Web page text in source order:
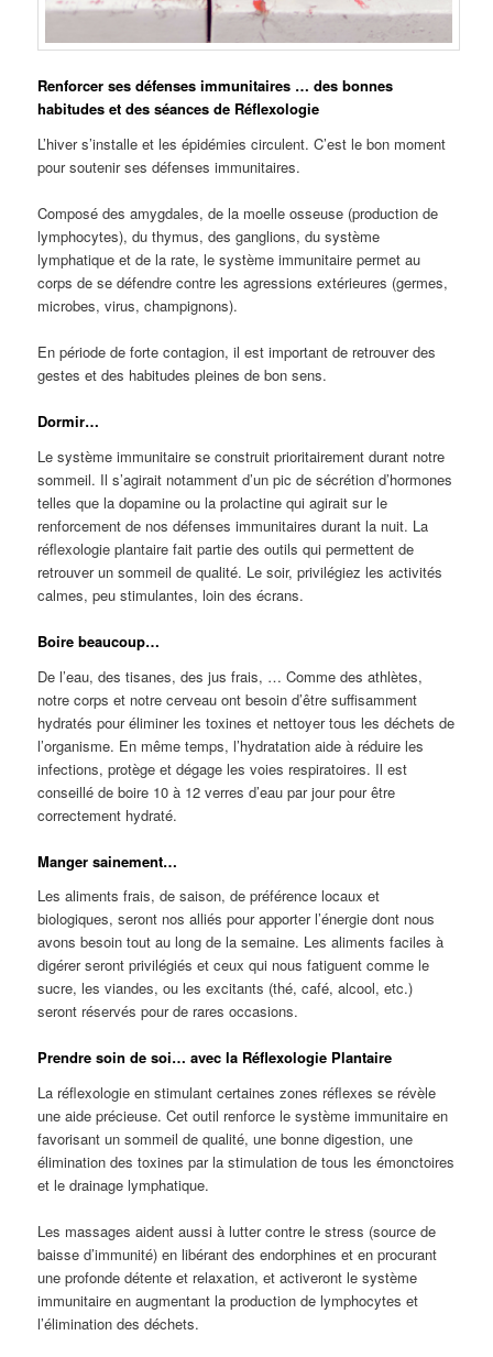
Renforcer ses défenses immunitaires … des bonnes
habitudes et des séances de Réflexologie
L’hiver s’installe et les épidémies circulent. C’est le bon moment
pour soutenir ses défenses immunitaires.
Composé des amygdales, de la moelle osseuse (production de
lymphocytes), du thymus, des ganglions, du système
lymphatique et de la rate, le système immunitaire permet au
corps de se défendre contre les agressions extérieures (germes,
microbes, virus, champignons).
En période de forte contagion, il est important de retrouver des
gestes et des habitudes pleines de bon sens.
Dormir…
Le système immunitaire se construit prioritairement durant notre
sommeil. Il s’agirait notamment d’un pic de sécrétion d’hormones
telles que la dopamine ou la prolactine qui agirait sur le
renforcement de nos défenses immunitaires durant la nuit. La
réflexologie plantaire fait partie des outils qui permettent de
retrouver un sommeil de qualité. Le soir, privilégiez les activités
calmes, peu stimulantes, loin des écrans.
Boire beaucoup…
De l’eau, des tisanes, des jus frais, … Comme des athlètes,
notre corps et notre cerveau ont besoin d’être suffisamment
hydratés pour éliminer les toxines et nettoyer tous les déchets de
l’organisme. En même temps, l’hydratation aide à réduire les
infections, protège et dégage les voies respiratoires. Il est
conseillé de boire 10 à 12 verres d’eau par jour pour être
correctement hydraté.
Manger sainement…
Les aliments frais, de saison, de préférence locaux et
biologiques, seront nos alliés pour apporter l’énergie dont nous
avons besoin tout au long de la semaine. Les aliments faciles à
digérer seront privilégiés et ceux qui nous fatiguent comme le
sucre, les viandes, ou les excitants (thé, café, alcool, etc.)
seront réservés pour de rares occasions.
Prendre soin de soi… avec la Réflexologie Plantaire
La réflexologie en stimulant certaines zones réflexes se révèle
une aide précieuse. Cet outil renforce le système immunitaire en
favorisant un sommeil de qualité, une bonne digestion, une
élimination des toxines par la stimulation de tous les émonctoires
et le drainage lymphatique.
Les massages aident aussi à lutter contre le stress (source de
baisse d’immunité) en libérant des endorphines et en procurant
une profonde détente et relaxation, et activeront le système
immunitaire en augmentant la production de lymphocytes et
l’élimination des déchets.